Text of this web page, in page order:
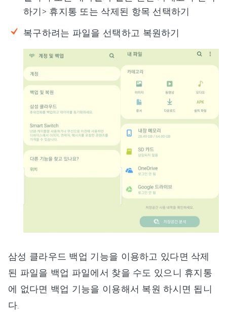
하기> 휴지통 또는 삭제된 항목 선택하기
복구하려는 파일을 선택하고 복원하기
삼성 클라우드 백업 기능을 이용하고 있다면 삭제
된 파일을 백업 파일에서 찾을 수도 있으니 휴지통
에 없다면 백업 기능을 이용해서 복원 하시면 됩니
다.